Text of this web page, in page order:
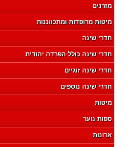
מזרנים
מיטות מרופדות ומתכווננות
חדרי שינה
חדרי שינה כולל הפרדה יהודית
חדרי שינה זוגיים
חדרי שינה נוספים
מיטות
ספות נוער
ארונות